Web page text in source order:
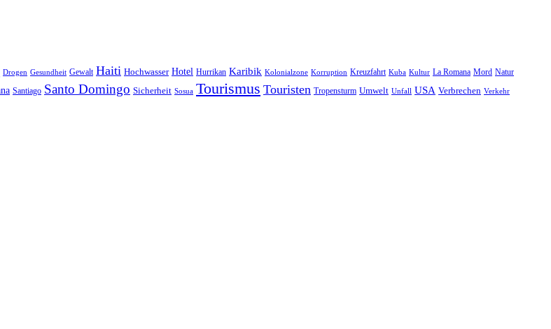
Drogen Gesundheit Gewalt Haiti Hochwasser Hotel Hurrikan Karibik Kolonialzone Korruption Kreuzfahrt Kuba Kultur La Romana Mord Natur
Santiago Santo Domingo Sicherheit Sosua Tourismus Touristen Tropensturm Umwelt Unfall USA Verbrechen Verkehr